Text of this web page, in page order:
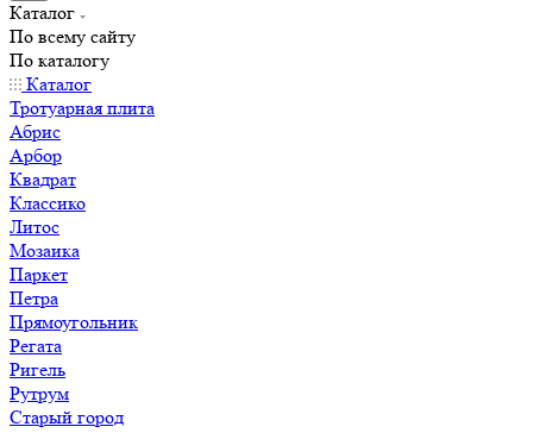
Каталог
По всему сайту
По каталогу
Каталог
Тротуарная плита
Абрис
Арбор
Квадрат
Классико
Литос
Мозаика
Паркет
Петра
Прямоугольник
Регата
Ригель
Рутрум
Старый город